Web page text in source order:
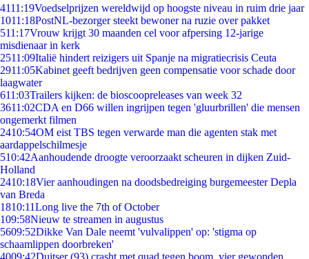
4111:19Voedselprijzen wereldwijd op hoogste niveau in ruim drie jaar
1011:18PostNL-bezorger steekt bewoner na ruzie over pakket
511:17Vrouw krijgt 30 maanden cel voor afpersing 12-jarige
misdienaar in kerk
2511:09Italië hindert reizigers uit Spanje na migratiecrisis Ceuta
2911:05Kabinet geeft bedrijven geen compensatie voor schade door
laagwater
611:03Trailers kijken: de bioscoopreleases van week 32
3611:02CDA en D66 willen ingrijpen tegen 'gluurbrillen' die mensen
ongemerkt filmen
2410:54OM eist TBS tegen verwarde man die agenten stak met
aardappelschilmesje
510:42Aanhoudende droogte veroorzaakt scheuren in dijken Zuid-
Holland
2410:18Vier aanhoudingen na doodsbedreiging burgemeester Depla
van Breda
1810:11Long live the 7th of October
109:58Nieuw te streamen in augustus
5609:52Dikke Van Dale neemt 'vulvalippen' op: 'stigma op
schaamlippen doorbreken'
4009:42Duitser (93) crasht met quad tegen boom, vier gewonden